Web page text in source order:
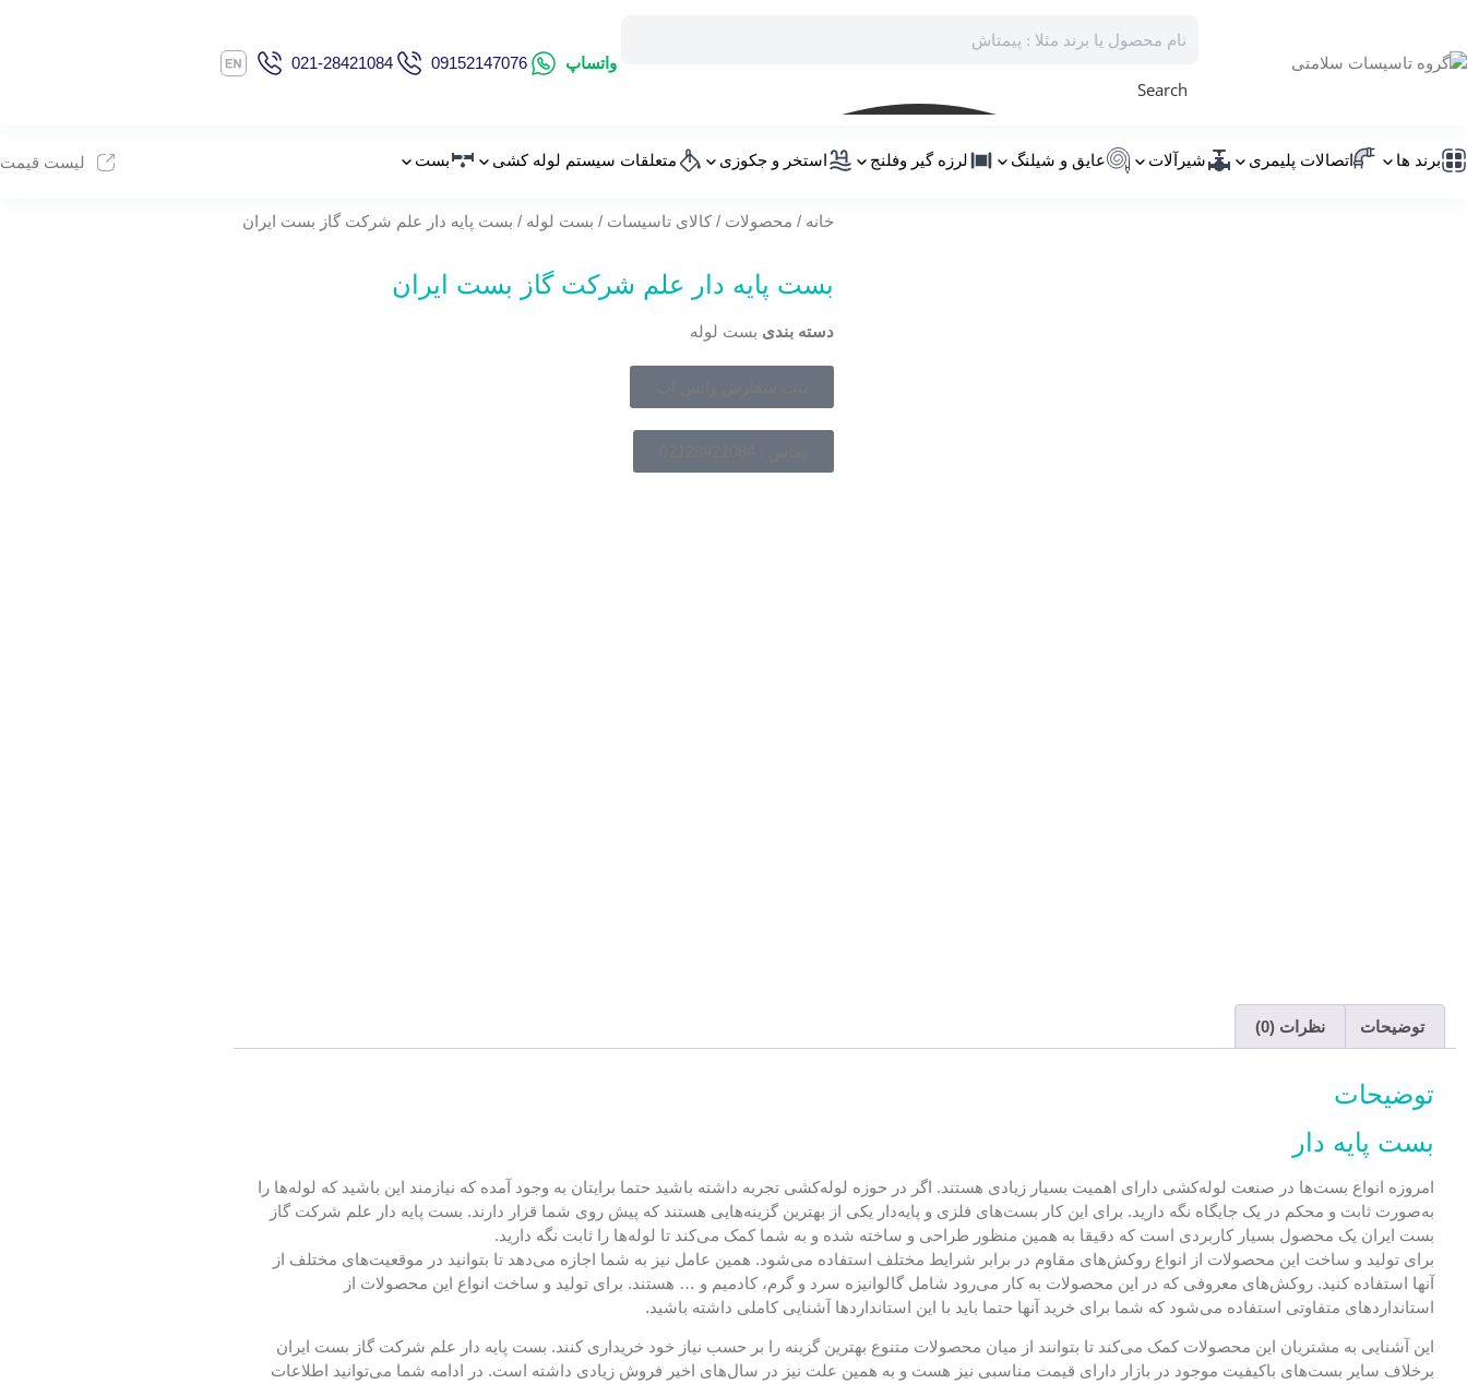
Search
واتساپ 021-28421084 09152147076
برند ها اتصالات پلیمری شیرآلات عایق و شیلنگ لرزه گیر وفلنج استخر و جکوزی متعلقات سیستم لوله کشی بست لیست قیمت
خانه / محصولات / کالای تاسیسات / بست لوله / بست پایه دار علم شرکت گاز بست ایران
بست پایه دار علم شرکت گاز بست ایران
دسته بندی بست لوله
توضیحات نظرات (0)
توضیحات
بست پایه دار
امروزه انواع بست‌ها در صنعت لوله‌کشی دارای اهمیت بسیار زیادی هستند. اگر در حوزه لوله‌کشی تجربه داشته باشید حتما برایتان به وجود آمده که نیازمند این باشید که لوله‌ها را
به‌صورت ثابت و محکم در یک جایگاه نگه دارید. برای این کار بست‌های فلزی و پایه‌دار یکی از بهترین گزینه‌هایی هستند که پیش روی شما قرار دارند. بست پایه دار علم شرکت گاز
بست ایران یک محصول بسیار کاربردی است که دقیقا به همین منظور طراحی و ساخته شده و به شما کمک می‌کند تا لوله‌ها را ثابت نگه دارید.
برای تولید و ساخت این محصولات از انواع روکش‌های مقاوم در برابر شرایط مختلف استفاده می‌شود. همین عامل نیز به شما اجازه می‌دهد تا بتوانید در موقعیت‌های مختلف از
آنها استفاده کنید. روکش‌های معروفی که در این محصولات به کار می‌رود شامل گالوانیزه سرد و گرم، کادمیم و … هستند. برای تولید و ساخت انواع این محصولات از
استانداردهای متفاوتی استفاده می‌شود که شما برای خرید آنها حتما باید با این استانداردها آشنایی کاملی داشته باشید.
این آشنایی به مشتریان این محصولات کمک می‌کند تا بتوانند از میان محصولات متنوع بهترین گزینه را بر حسب نیاز خود خریداری کنند. بست پایه دار علم شرکت گاز بست ایران
برخلاف سایر بست‌های باکیفیت موجود در بازار دارای قیمت مناسبی نیز هست و به همین علت نیز در سال‌های اخیر فروش زیادی داشته است. در ادامه شما می‌توانید اطلاعات